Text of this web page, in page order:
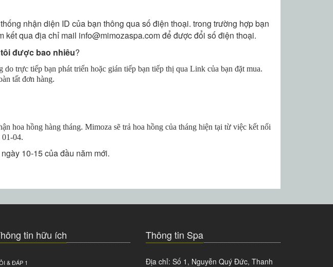
nhận diện ID của bạn thông qua số điện thoại. trong trường hợp bạn
qua địa chỉ mail info@mimozaspa.com để được đổi số điện thoại.
được bao nhiêu?
trực tiếp bạn phát triển hoặc gián tiếp bạn tiếp thị qua Link của bạn đặt mua.
tất đơn hàng.
hoa hồng hàng tháng. Mimoza sẽ trả hoa hồng của tháng hiện tại từ việc kết nối
01-04.
10-15 của đầu năm mới.
tin hữu ích
& ĐÁP 1
Thông tin Spa
Địa chỉ: Số 1, Nguyễn Quý Đức, Thanh